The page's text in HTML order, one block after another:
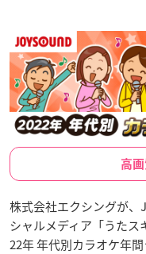
高
株式会社エクシングが、
シャルメディア「うた
22年 年代別カラオケ年